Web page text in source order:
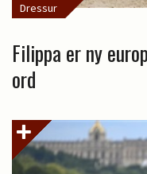
Dressur
Filippa er ny
ord